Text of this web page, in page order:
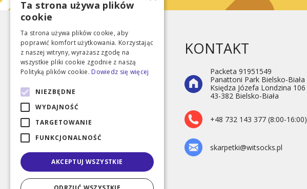
KONTAKT
Packeta 91951549
Panattoni Park Bielsko-Biała
Księdza Józefa Londzina 106
43-382 Bielsko-Biała
+48 732 143 377 (8:00-16:00)
skarpetki@witsocks.pl
Ta strona używa plików
cookie
Ta strona używa plików cookie, aby
poprawić komfort użytkowania. Korzystając
z naszej witryny, wyrażasz zgodę na
wszystkie pliki cookie zgodnie z naszą
Polityką plików cookie. Dowiedz się więcej
NIEZBĘDNE
WYDAJNOŚĆ
TARGETOWANIE
FUNKCJONALNOŚĆ
AKCEPTUJ WSZYSTKIE